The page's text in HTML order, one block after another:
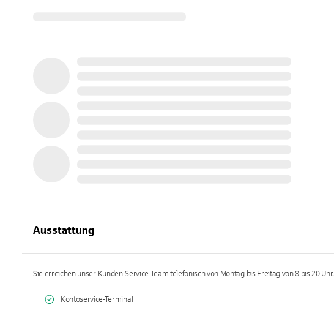
Ausstattung
Sie erreichen unser Kunden-Service-Team telefonisch von Montag bis Freitag von 8 bis 20 Uhr.
Kontoservice-Terminal